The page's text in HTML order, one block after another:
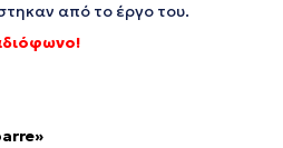
από το έργο του.
»